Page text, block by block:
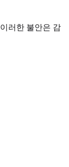
러한 불안은 감